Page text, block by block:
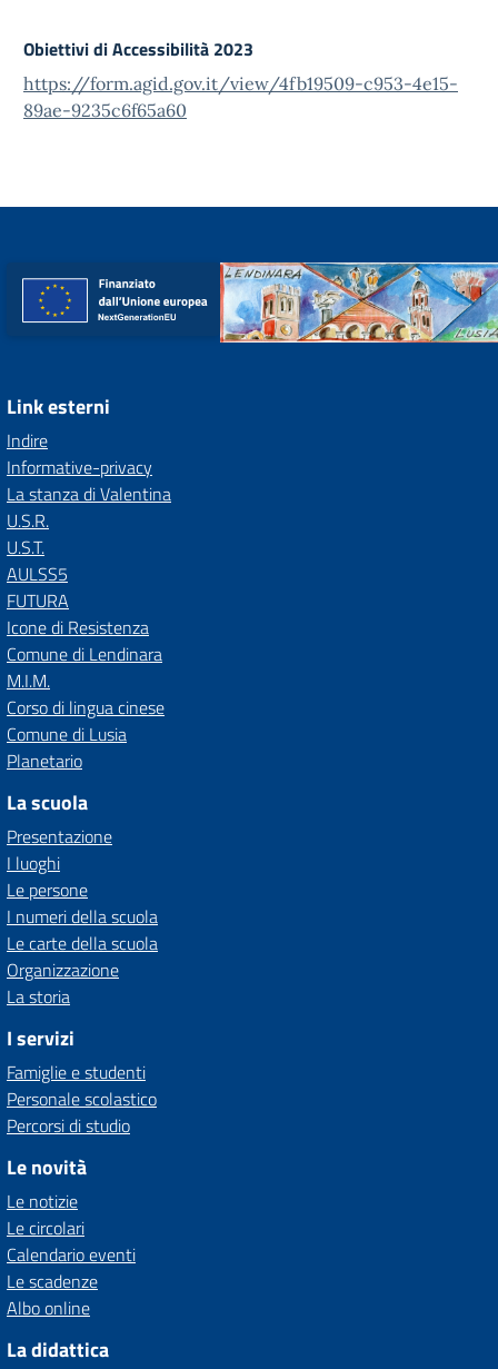
Obiettivi di Accessibilità 2023
https://form.agid.gov.it/view/4fb19509-c953-4e15-
89ae-9235c6f65a60
Link esterni
Indire
Informative-privacy
La stanza di Valentina
U.S.R.
U.S.T.
AULSS5
FUTURA
Icone di Resistenza
Comune di Lendinara
M.I.M.
Corso di lingua cinese
Comune di Lusia
Planetario
La scuola
Presentazione
I luoghi
Le persone
I numeri della scuola
Le carte della scuola
Organizzazione
La storia
I servizi
Famiglie e studenti
Personale scolastico
Percorsi di studio
Le novità
Le notizie
Le circolari
Calendario eventi
Le scadenze
Albo online
La didattica